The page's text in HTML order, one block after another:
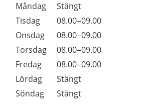
Dag
Öppettider
Kommentarer
Måndag
Stängt
Tisdag
08.00–09.00
Onsdag
08.00–09.00
Torsdag
08.00–09.00
Fredag
08.00–09.00
Lördag
Stängt
Söndag
Stängt